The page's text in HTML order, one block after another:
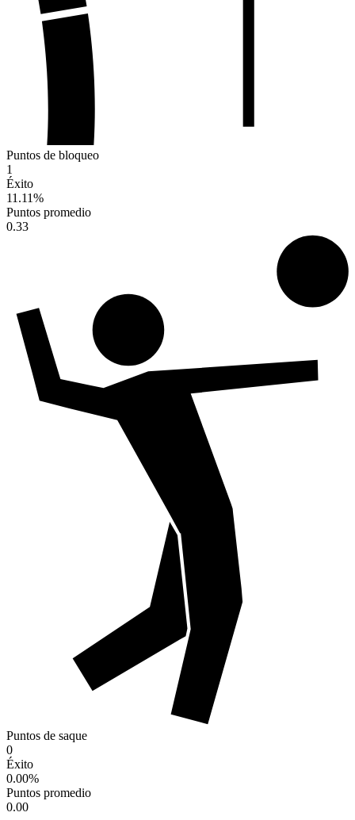
Puntos de bloqueo
1
Éxito
11.11%
Puntos promedio
0.33
Puntos de saque
0
Éxito
0.00%
Puntos promedio
0.00